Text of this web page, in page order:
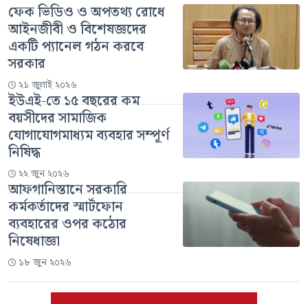
ফেক ভিডিও ও অপতথ্য রোধে
আইনজীবী ও বিশেষজ্ঞদের
একটি প্যানেল গঠন করবে
সরকার
২১ জুলাই ২০২৬
ইউএই-তে ১৫ বছরের কম
বয়সীদের সামাজিক
যোগাযোগমাধ্যম ব্যবহার সম্পূর্ণ
নিষিদ্ধ
২২ জুন ২০২৬
আফগানিস্তানে সরকারি
কর্মকর্তাদের স্মার্টফোন
ব্যবহারের ওপর কঠোর
নিষেধাজ্ঞা
১৮ জুন ২০২৬